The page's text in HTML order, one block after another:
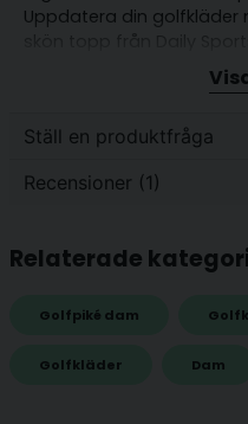
Uppdatera din golfkläder
Snabbtorkande
Stretch för maximal
Material: 100%
Ställ en produktfråga
question
Fråga oss något om
name
Namn
Recensioner (1)
Ann-Charlotte
för 11 månader sedan
Relaterade
Golfpiké dam
Golfkläder Dam